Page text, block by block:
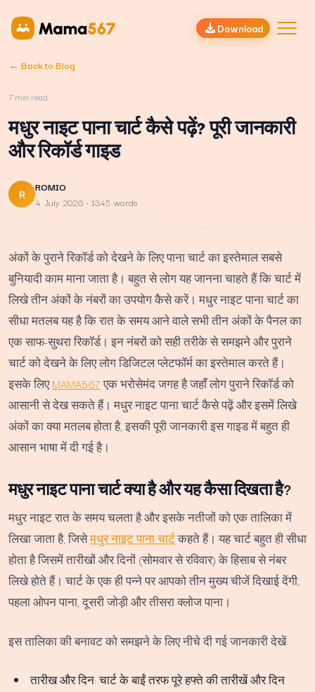
Download
← Back to Blog
7min read
मधुर नाइट पाना चार्ट कैसे पढ़ें? पूरी जानकारी
और रिकॉर्ड गाइड
R
ROMIO
4 July 2026 · 1345 words
अंकों के पुराने रिकॉर्ड को देखने के लिए पाना चार्ट का इस्तेमाल सबसे
बुनियादी काम माना जाता है। बहुत से लोग यह जानना चाहते हैं कि चार्ट में
लिखे तीन अंकों के नंबरों का उपयोग कैसे करें। मधुर नाइट पाना चार्ट का
सीधा मतलब यह है कि रात के समय आने वाले सभी तीन अंकों के पैनल का
एक साफ-सुथरा रिकॉर्ड। इन नंबरों को सही तरीके से समझने और पुराने
चार्ट को देखने के लिए लोग डिजिटल प्लेटफॉर्म का इस्तेमाल करते हैं।
इसके लिएMAMA567एक भरोसेमंद जगह है जहाँ लोग पुराने रिकॉर्ड को
आसानी से देख सकते हैं। मधुर नाइट पाना चार्ट कैसे पढ़ें और इसमें लिखे
अंकों का क्या मतलब होता है, इसकी पूरी जानकारी इस गाइड में बहुत ही
आसान भाषा में दी गई है।
मधुर नाइट पाना चार्ट क्या है और यह कैसा दिखता है?
मधुर नाइट रात के समय चलता है और इसके नतीजों को एक तालिका में
लिखा जाता है, जिसेमधुर नाइट पाना चार्टकहते हैं। यह चार्ट बहुत ही सीधा
होता है जिसमें तारीखों और दिनों (सोमवार से रविवार) के हिसाब से नंबर
लिखे होते हैं। चार्ट के एक ही पन्ने पर आपको तीन मुख्य चीजें दिखाई देंगी;
पहला ओपन पाना, दूसरी जोड़ी और तीसरा क्लोज पाना।
इस तालिका की बनावट को समझने के लिए नीचे दी गई जानकारी देखें:
तारीख और दिन: चार्ट के बाईं तरफ पूरे हफ्ते की तारीखें और दिन